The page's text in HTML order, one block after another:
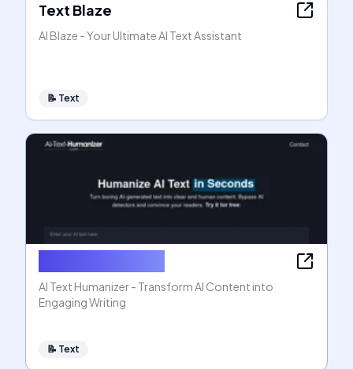
Text Blaze
AI Blaze - Your Ultimate AI Text Assistant
📝 Text
AI Text Humanizer - Transform AI Content into
Engaging Writing
📝 Text